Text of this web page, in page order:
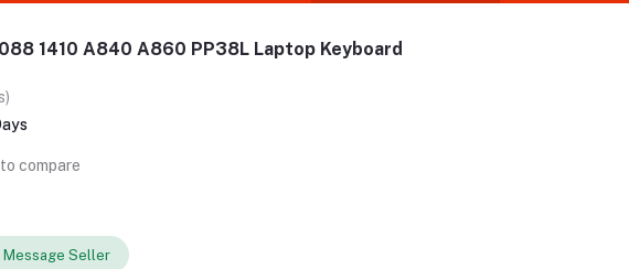
1410 A840 A860 PP38L Laptop Keyboard
compare
Message Seller